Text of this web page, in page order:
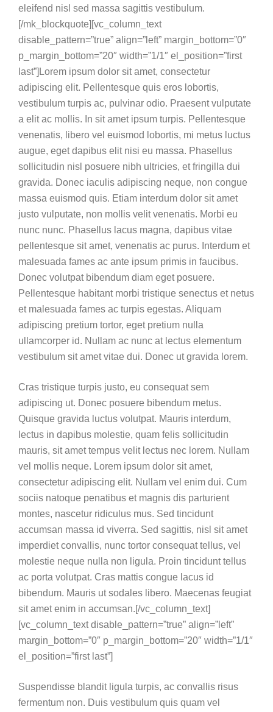
eleifend nisl sed massa sagittis vestibulum.
[/mk_blockquote][vc_column_text
disable_pattern=”true” align=”left” margin_bottom=”0″
p_margin_bottom=”20″ width=”1/1″ el_position=”first
last”]Lorem ipsum dolor sit amet, consectetur
adipiscing elit. Pellentesque quis eros lobortis,
vestibulum turpis ac, pulvinar odio. Praesent vulputate
a elit ac mollis. In sit amet ipsum turpis. Pellentesque
venenatis, libero vel euismod lobortis, mi metus luctus
augue, eget dapibus elit nisi eu massa. Phasellus
sollicitudin nisl posuere nibh ultricies, et fringilla dui
gravida. Donec iaculis adipiscing neque, non congue
massa euismod quis. Etiam interdum dolor sit amet
justo vulputate, non mollis velit venenatis. Morbi eu
nunc nunc. Phasellus lacus magna, dapibus vitae
pellentesque sit amet, venenatis ac purus. Interdum et
malesuada fames ac ante ipsum primis in faucibus.
Donec volutpat bibendum diam eget posuere.
Pellentesque habitant morbi tristique senectus et netus
et malesuada fames ac turpis egestas. Aliquam
adipiscing pretium tortor, eget pretium nulla
ullamcorper id. Nullam ac nunc at lectus elementum
vestibulum sit amet vitae dui. Donec ut gravida lorem.
Cras tristique turpis justo, eu consequat sem
adipiscing ut. Donec posuere bibendum metus.
Quisque gravida luctus volutpat. Mauris interdum,
lectus in dapibus molestie, quam felis sollicitudin
mauris, sit amet tempus velit lectus nec lorem. Nullam
vel mollis neque. Lorem ipsum dolor sit amet,
consectetur adipiscing elit. Nullam vel enim dui. Cum
sociis natoque penatibus et magnis dis parturient
montes, nascetur ridiculus mus. Sed tincidunt
accumsan massa id viverra. Sed sagittis, nisl sit amet
imperdiet convallis, nunc tortor consequat tellus, vel
molestie neque nulla non ligula. Proin tincidunt tellus
ac porta volutpat. Cras mattis congue lacus id
bibendum. Mauris ut sodales libero. Maecenas feugiat
sit amet enim in accumsan.[/vc_column_text]
[vc_column_text disable_pattern=”true” align=”left”
margin_bottom=”0″ p_margin_bottom=”20″ width=”1/1″
el_position=”first last”]
Suspendisse blandit ligula turpis, ac convallis risus
fermentum non. Duis vestibulum quis quam vel